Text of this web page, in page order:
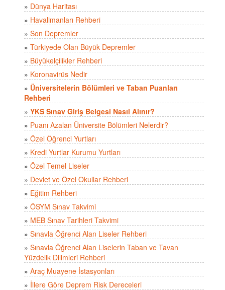
» Dünya Haritası
» Havalimanları Rehberi
» Son Depremler
» Türkiyede Olan Büyük Depremler
» Büyükelçilikler Rehberi
» Koronavirüs Nedir
» Üniversitelerin Bölümleri ve Taban Puanları
Rehberi
» YKS Sınav Giriş Belgesi Nasıl Alınır?
» Puanı Azalan Üniversite Bölümleri Nelerdir?
» Özel Öğrenci Yurtları
» Kredi Yurtlar Kurumu Yurtları
» Özel Temel Liseler
» Devlet ve Özel Okullar Rehberi
» Eğitim Rehberi
» ÖSYM Sınav Takvimi
» MEB Sınav Tarihleri Takvimi
» Sınavla Öğrenci Alan Liseler Rehberi
» Sınavla Öğrenci Alan Liselerin Taban ve Tavan
Yüzdelik Dilimleri Rehberi
» Araç Muayene İstasyonları
» İllere Göre Deprem Risk Dereceleri